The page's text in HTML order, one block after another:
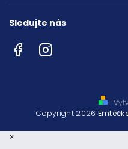
Sledujte nás
FacebookInstagram
Copyright 2026
×